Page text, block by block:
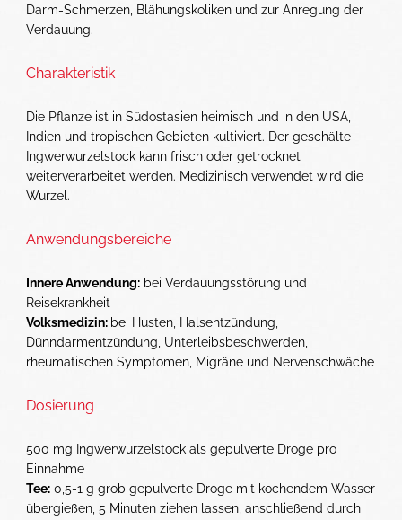
Darm-Schmerzen, Blähungskoliken und zur Anregung der
Verdauung.
Charakteristik
Die Pflanze ist in Südostasien heimisch und in den USA,
Indien und tropischen Gebieten kultiviert. Der geschälte
Ingwerwurzelstock kann frisch oder getrocknet
weiterverarbeitet werden. Medizinisch verwendet wird die
Wurzel.
Anwendungsbereiche
Innere Anwendung: bei Verdauungsstörung und
Reisekrankheit
Volksmedizin: bei Husten, Halsentzündung,
Dünndarmentzündung, Unterleibsbeschwerden,
rheumatischen Symptomen, Migräne und Nervenschwäche
Dosierung
500 mg Ingwerwurzelstock als gepulverte Droge pro
Einnahme
Tee: 0,5-1 g grob gepulverte Droge mit kochendem Wasser
übergießen, 5 Minuten ziehen lassen, anschließend durch